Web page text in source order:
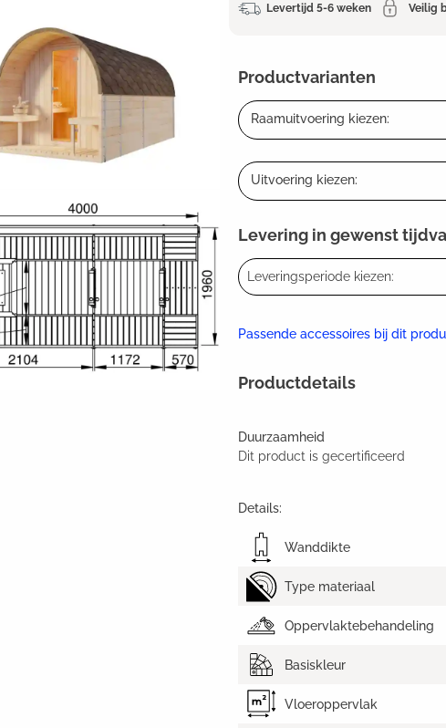
Levertijd 5-6 weken Veilig
Productvarianten
Raamuitvoering kiezen:
Uitvoering kiezen:
Levering in gewenst
Leveringsperiode kiezen:
Passende accessoires bij dit
Productdetails
Duurzaamheid
Dit product is gecertificeerd
Details:
Wanddikte
Type materiaal
Oppervlaktebehandeling
Basiskleur
Vloeroppervlak